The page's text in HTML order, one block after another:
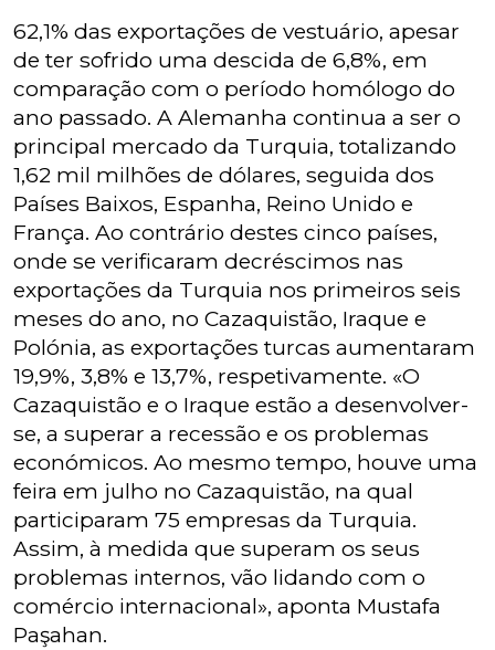
62,1% das exportações de vestuário, apesar
de ter sofrido uma descida de 6,8%, em
comparação com o período homólogo do
ano passado. A Alemanha continua a ser o
principal mercado da Turquia, totalizando
1,62 mil milhões de dólares, seguida dos
Países Baixos, Espanha, Reino Unido e
França. Ao contrário destes cinco países,
onde se verificaram decréscimos nas
exportações da Turquia nos primeiros seis
meses do ano, no Cazaquistão, Iraque e
Polónia, as exportações turcas aumentaram
19,9%, 3,8% e 13,7%, respetivamente. «O
Cazaquistão e o Iraque estão a desenvolver-
se, a superar a recessão e os problemas
económicos. Ao mesmo tempo, houve uma
feira em julho no Cazaquistão, na qual
participaram 75 empresas da Turquia.
Assim, à medida que superam os seus
problemas internos, vão lidando com o
comércio internacional», aponta Mustafa
Paşahan.